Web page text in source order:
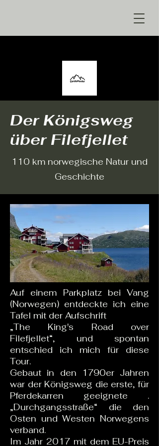
Der Königsweg
über Filefjellet
110 km norwegische Natur und
Geschichte
Auf einem Parkplatz bei Vang
(Norwegen) entdeckte ich eine
Tafel mit der Aufschrift
„The King's Road over
Filefjellet“, und spontan
entschied ich mich für diese
Tour.
Gebaut in den 1790er Jahren
war der Königsweg die erste, für
Pferdekarren geeignete .
„Durchgangsstraße“ die den
Osten und Westen Norwegens
verband.
Im Jahr 2017 mit dem EU-Preis